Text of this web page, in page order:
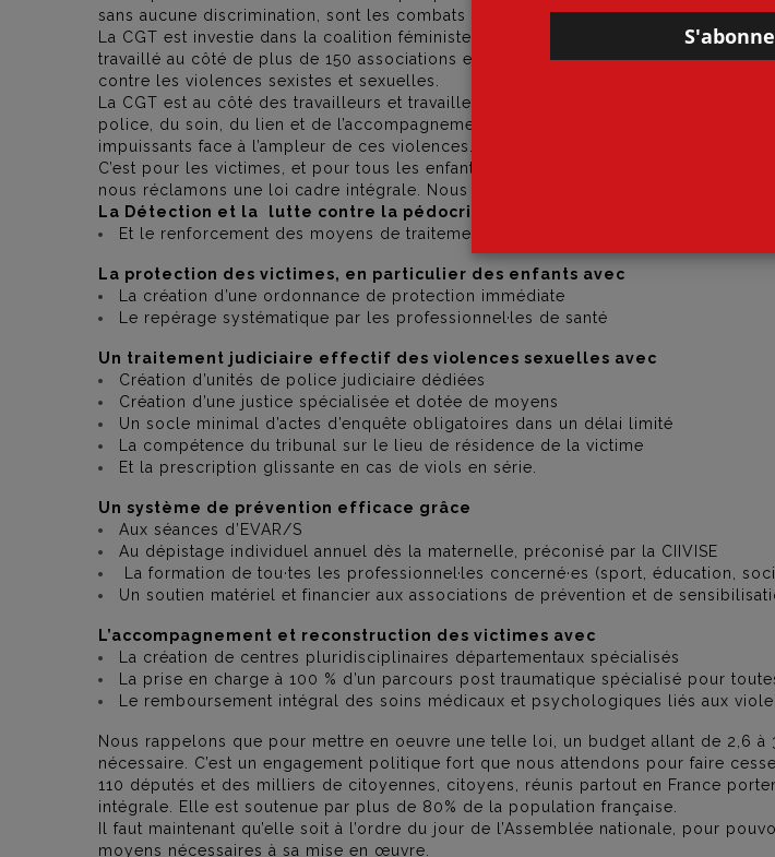
sans aucune discrimination, sont les combats qui nous animent.
La CGT est investie dans la coalition féministe et enfantiste pour la loi cadre
travaillé au côté de plus de 150 associations et organisations nationales pour
contre les violences sexistes et sexuelles.
La CGT est au côté des travailleurs et travailleuses de la petite enfance, de
police, du soin, du lien et de l’accompagnement. Autant de citoyennes et de
impuissants face à l’ampleur de ces violences.
C’est pour les victimes, et pour tous les enfants, afin que chaque adulte
nous réclamons une loi cadre intégrale. Nous demandons :
La Détection et la
lutte contre la pédocriminalité en ligne
Et le renforcement des moyens de traitement des signalements
La protection des victimes, en particulier des enfants avec
La création d’une ordonnance de protection immédiate
Le repérage systématique par les professionnel·les de santé
Un traitement judiciaire effectif des violences sexuelles avec
Création d’unités de police judiciaire dédiées
Création d’une justice spécialisée et dotée de moyens
Un socle minimal d’actes d’enquête obligatoires dans un délai limité
La compétence du tribunal sur le lieu de résidence de la victime
Et la prescription glissante en cas de viols en série.
Un système de prévention efficace grâce
Aux séances d’EVAR/S
Au dépistage individuel annuel dès la maternelle, préconisé par la CIIVISE
La formation de tou·tes les professionnel·les concerné·es (sport, éducation,
Un soutien matériel et financier aux associations de prévention et de
L’accompagnement et reconstruction des victimes avec
La création de centres pluridisciplinaires départementaux spécialisés
La prise en charge à 100 % d’un parcours post traumatique spécialisé pour
Le remboursement intégral des soins médicaux et psychologiques liés aux
Nous rappelons que pour mettre en oeuvre une telle loi, un budget allant de 2,6 à
nécessaire. C’est un engagement politique fort que nous attendons pour faire
110 députés et des milliers de citoyennes, citoyens, réunis partout en France
intégrale. Elle est soutenue par plus de 80% de la population française.
Il faut maintenant qu’elle soit à l’ordre du jour de l’Assemblée nationale, pour
moyens nécessaires à sa mise en œuvre.